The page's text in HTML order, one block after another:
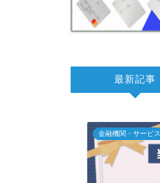
最新記事
金融機関・サービス